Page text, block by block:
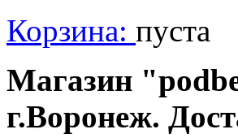
Корзина: пуста
Магазин
г.Воронеж.